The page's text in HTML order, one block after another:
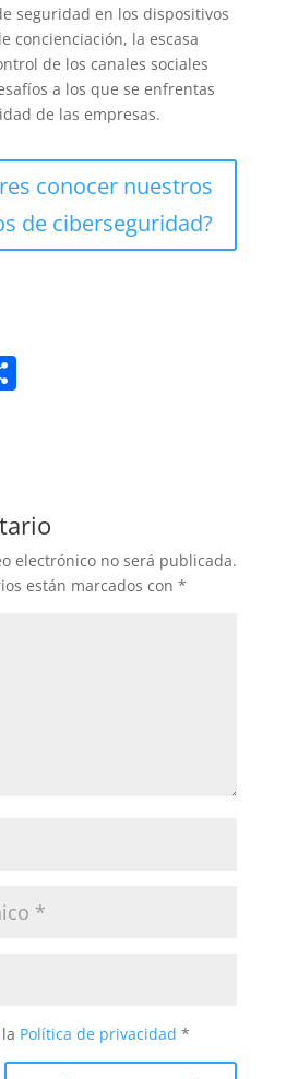
seguridad en los dispositivos
concienciación, la escasa
de los canales sociales
a los que se enfrentas
de las empresas.
conocer nuestros
de ciberseguridad?
C
ar
tir
electrónico no será publicada.
están marcados con *
Política de privacidad *